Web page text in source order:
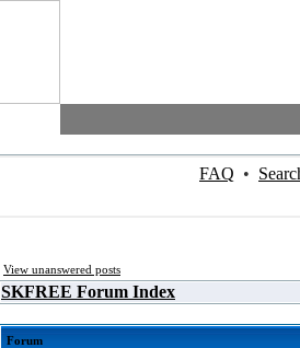
FAQ •
View unanswered posts
SKFREE Forum Index
Forum